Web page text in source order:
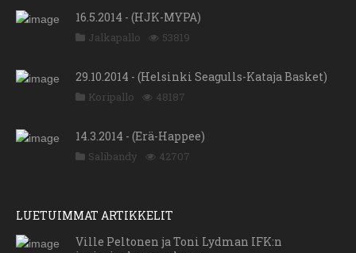
16.5.2014 - (HJK-MYPA)
Jalkapallo 53819
29.10.2014 - (Helsinki Seagulls-Kataja Basket)
Koripallo 48187
14.3.2014 - (Erä-Happee)
Salibandy 42707
LUETUIMMAT ARTIKKELIT
Ville Peltonen ja Toni Lydman IFK:n